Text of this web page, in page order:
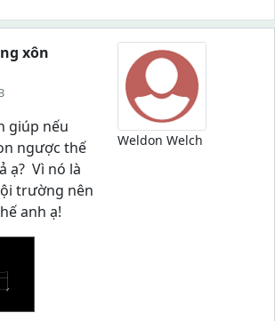
xôn
giúp nếu
ngược thế
ạ? Vì nó là
trường nên
anh ạ!
Weldon Welch